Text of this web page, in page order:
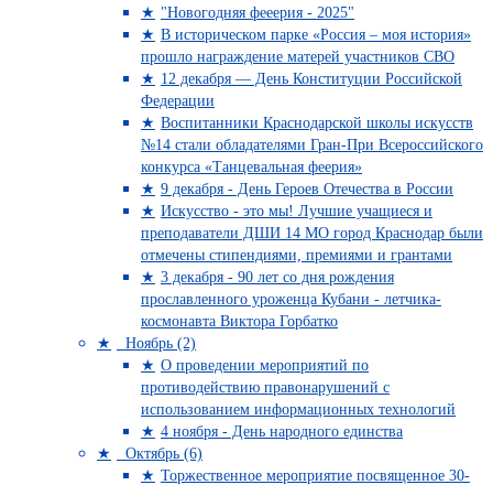
"Новогодняя фееерия - 2025"
В историческом парке «Россия – моя история»
прошло награждение матерей участников СВО
12 декабря — День Конституции Российской
Федерации
Воспитанники Краснодарской школы искусств
№14 стали обладателями Гран-При Всероссийского
конкурса «Танцевальная феерия»
9 декабря - День Героев Отечества в России
Искусство - это мы! Лучшие учащиеся и
преподаватели ДШИ 14 МО город Краснодар были
отмечены стипендиями, премиями и грантами
3 декабря - 90 лет со дня рождения
прославленного уроженца Кубани - летчика-
космонавта Виктора Горбатко
Ноябрь (2)
О проведении мероприятий по
противодействию правонарушений с
использованием информационных технологий
4 ноября - День народного единства
Октябрь (6)
Торжественное мероприятие посвященное 30-